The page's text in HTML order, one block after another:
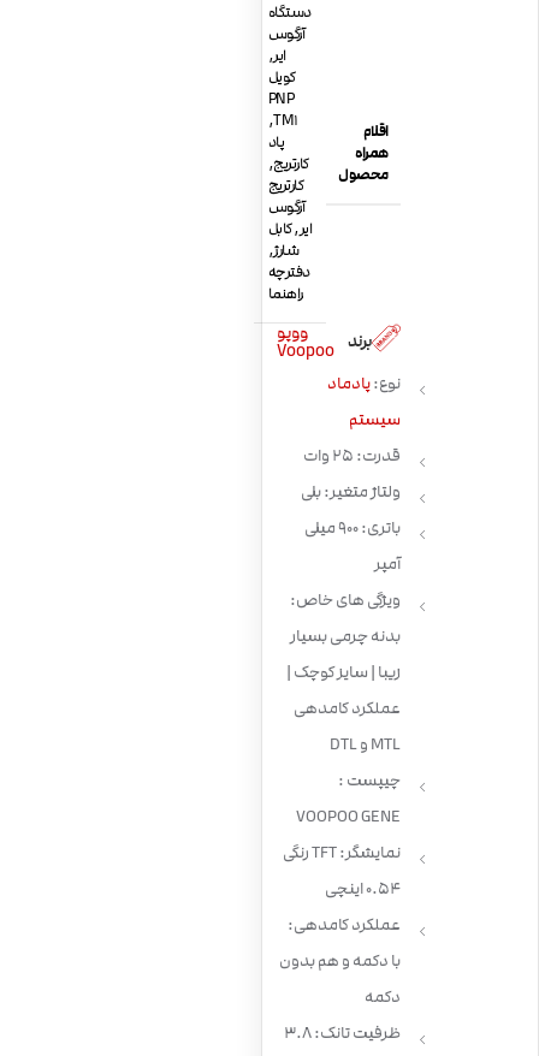
اقلام
همراه
محصول
دستگاه
آرگوس
ایر,
کویل
PNP
TM1
,
پاد
کارتریج,
کارتریج
آرگوس
ایر,کابل
شارژ,
دفترچه
راهنما
برند ووپو
Voopoo
نوع:پادماد
سیستم
قدرت: 25 وات
ولتاژ متغیر: بلی
باتری: 900 میلی
آمپر
ویژگی های خاص:
بدنه چرمی بسیار
زیبا | سایز کوچک |
عملکرد کامدهی
MTL و DTL
چیپست :
VOOPOO GENE
نمایشگر: TFT رنگی
0.54 اینچی
عملکرد کامدهی:
با دکمه و هم بدون
دکمه
ظرفیت تانک: 3.8